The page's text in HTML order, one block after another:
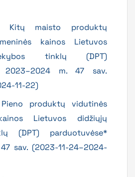
Kitų maisto produktų
kainos Lietuvos
tinklų (DPT)
2023–2024 m. 47 sav.
11-22)
Pieno produktų vidutinės
Lietuvos didžiųjų
(DPT) parduotuvėse*
sav. (2023-11-24–2024-